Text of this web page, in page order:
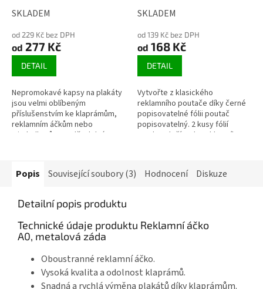
SKLADEM
od 229 Kč bez DPH
od 277 Kč
DETAIL
Nepromokavé kapsy na plakáty
jsou velmi oblíbeným
příslušenstvím ke klaprámům,
reklamním áčkům nebo
windtalkerům. Voděodolná
SKLADEM
od 139 Kč bez DPH
od 168 Kč
DETAIL
Vytvořte z klasického
reklamního poutače díky černé
popisovatelné fólii poutač
popisovatelný. 2 kusy fólií
snadno vložíte do reklamního
Popis Související soubory (3) Hodnocení Diskuze
Detailní popis produktu
Technické údaje produktu Reklamní áčko
A0, metalová záda
Oboustranné reklamní áčko.
Vysoká kvalita a odolnost klaprámů.
Snadná a rychlá výměna plakátů díky klaprámům.